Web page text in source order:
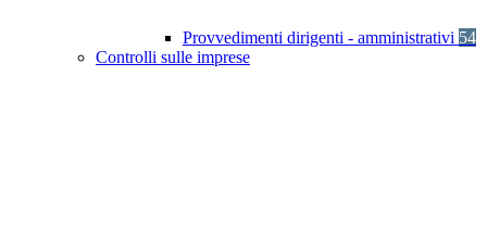
Provvedimenti dirigenti - amministrativi 54
Controlli sulle imprese